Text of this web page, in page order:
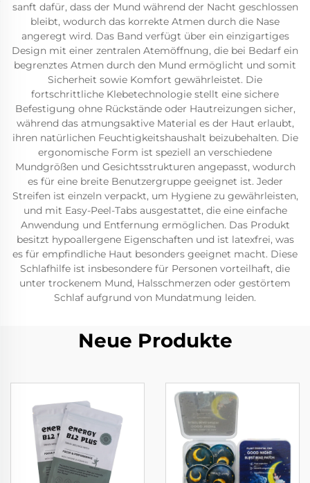
sanft dafür, dass der Mund während der Nacht geschlossen
bleibt, wodurch das korrekte Atmen durch die Nase
angeregt wird. Das Band verfügt über ein einzigartiges
Design mit einer zentralen Atemöffnung, die bei Bedarf ein
begrenztes Atmen durch den Mund ermöglicht und somit
Sicherheit sowie Komfort gewährleistet. Die
fortschrittliche Klebetechnologie stellt eine sichere
Befestigung ohne Rückstände oder Hautreizungen sicher,
während das atmungsaktive Material es der Haut erlaubt,
ihren natürlichen Feuchtigkeitshaushalt beizubehalten. Die
ergonomische Form ist speziell an verschiedene
Mundgrößen und Gesichtsstrukturen angepasst, wodurch
es für eine breite Benutzergruppe geeignet ist. Jeder
Streifen ist einzeln verpackt, um Hygiene zu gewährleisten,
und mit Easy-Peel-Tabs ausgestattet, die eine einfache
Anwendung und Entfernung ermöglichen. Das Produkt
besitzt hypoallergene Eigenschaften und ist latexfrei, was
es für empfindliche Haut besonders geeignet macht. Diese
Schlafhilfe ist insbesondere für Personen vorteilhaft, die
unter trockenem Mund, Halsschmerzen oder gestörtem
Schlaf aufgrund von Mundatmung leiden.
Neue Produkte